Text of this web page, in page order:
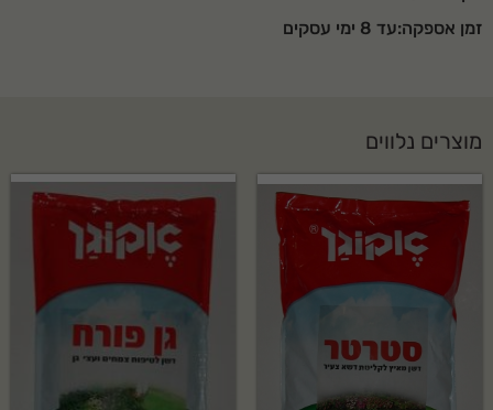
זמן אספקה:עד 8 ימי עסקים
מוצרים נלווים